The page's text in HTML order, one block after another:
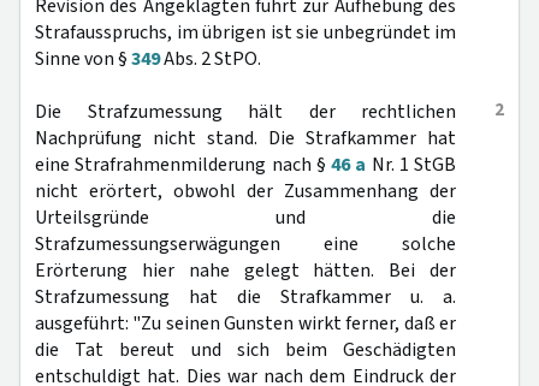
Revision des Angeklagten führt zur Aufhebung des
Strafausspruchs, im übrigen ist sie unbegründet im
Sinne von §349Abs. 2 StPO.
2
Die Strafzumessung hält der rechtlichen
Nachprüfung nicht stand. Die Strafkammer hat
eine Strafrahmenmilderung nach § 46 a Nr. 1 StGB
nicht erörtert, obwohl der Zusammenhang der
Urteilsgründe und die
Strafzumessungserwägungen eine solche
Erörterung hier nahe gelegt hätten. Bei der
Strafzumessung hat die Strafkammer u. a.
ausgeführt: "Zu seinen Gunsten wirkt ferner, daß er
die Tat bereut und sich beim Geschädigten
entschuldigt hat. Dies war nach dem Eindruck der